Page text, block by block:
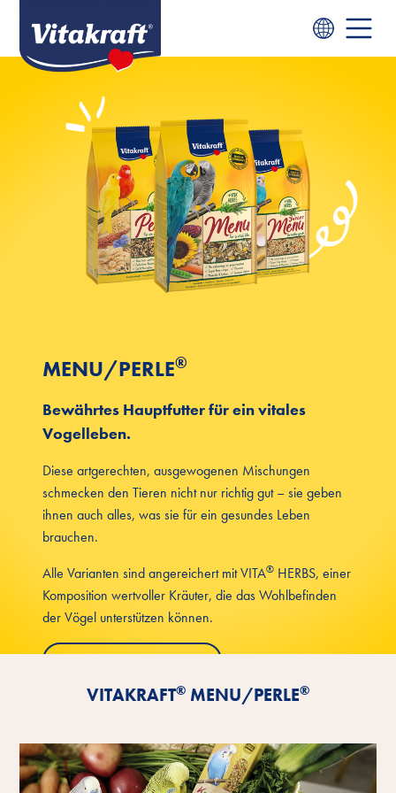
MENU/PERLE®
Bewährtes Hauptfutter für ein vitales
Vogelleben.
Diese artgerechten, ausgewogenen Mischungen
schmecken den Tieren nicht nur richtig gut – sie geben
ihnen auch alles, was sie für ein gesundes Leben
brauchen.
Alle Varianten sind angereichert mit VITA® HERBS, einer
Komposition wertvoller Kräuter, die das Wohlbefinden
der Vögel unterstützen können.
Vorteile kennenlernen
VITAKRAFT® MENU/PERLE®